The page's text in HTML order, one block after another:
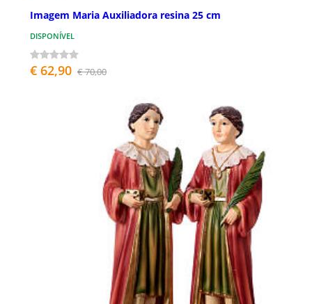
Imagem Maria Auxiliadora resina 25 cm
DISPONÍVEL
€ 62,90 € 70,00